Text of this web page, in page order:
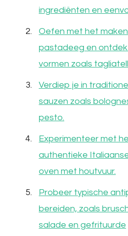
ingrediënten en
Oefen met het
pastadeeg en ontdek
vormen zoals
Verdiep je in
sauzen zoals
pesto.
Experimenteer met
authentieke
oven met houtvuur.
Probeer typische
bereiden, zoals
salade en gefrituurde